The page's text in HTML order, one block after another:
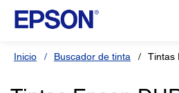
Inicio Buscador de tinta Tintas